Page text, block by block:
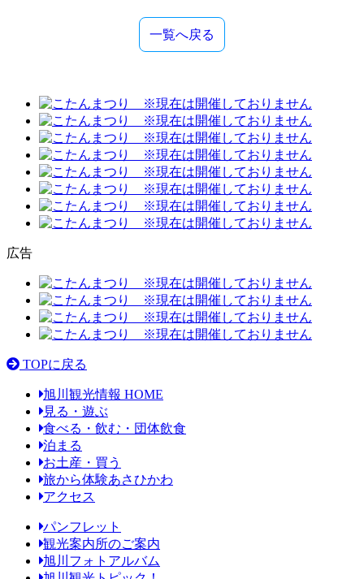
一覧へ戻る
広告
TOPに戻る
旭川観光情報 HOME
見る・遊ぶ
食べる・飲む・団体飲食
泊まる
お土産・買う
旅から体験あさひかわ
アクセス
パンフレット
観光案内所のご案内
旭川フォトアルバム